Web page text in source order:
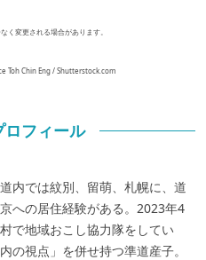
変更される場合があります。
Toh Chin Eng / Shutterstock.com
ロフィール
内では紋別、留萌、札幌に、道
への居住経験がある。2023年4
で地域おこし協力隊をしてい
の視点」を併せ持つ準道産子。